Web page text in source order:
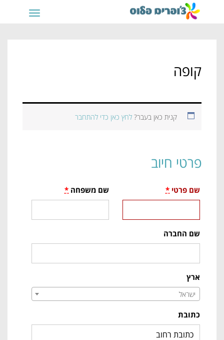
תפריט
קופה
קנית כאן בעבר? לחץ כאן כדי להתחבר
פרטי חיוב
שם פרטי * שם משפחה *
שם החברה
ארץ
ישראל
כתובת